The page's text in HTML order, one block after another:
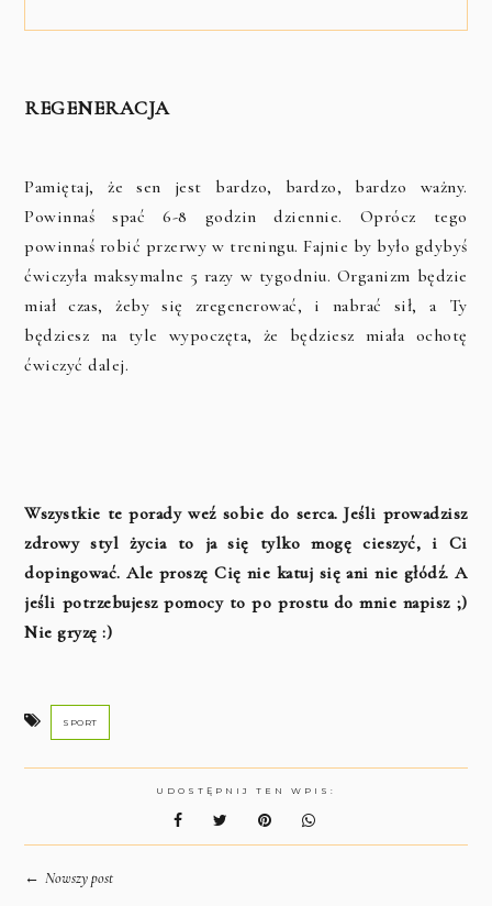
REGENERACJA
Pamiętaj, że sen jest bardzo, bardzo, bardzo ważny.
Powinnaś spać 6-8 godzin dziennie. Oprócz tego
powinnaś robić przerwy w treningu. Fajnie by było gdybyś
ćwiczyła maksymalne 5 razy w tygodniu. Organizm będzie
miał czas, żeby się zregenerować, i nabrać sił, a Ty
będziesz na tyle wypoczęta, że będziesz miała ochotę
ćwiczyć dalej.
Wszystkie te porady weź sobie do serca. Jeśli prowadzisz
zdrowy styl życia to ja się tylko mogę cieszyć, i Ci
dopingować. Ale proszę Cię nie katuj się ani nie głódź. A
jeśli potrzebujesz pomocy to po prostu do mnie napisz ;)
Nie gryzę :)
SPORT
UDOSTĘPNIJ TEN WPIS:
←Nowszy post